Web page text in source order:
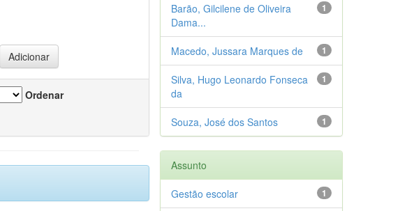
Ordenar
1
Barão, Gilcilene de Oliveira
Dama...
1
Macedo, Jussara Marques de
1
Silva, Hugo Leonardo Fonseca
da
1
Souza, José dos Santos
Assunto
1
Gestão escolar